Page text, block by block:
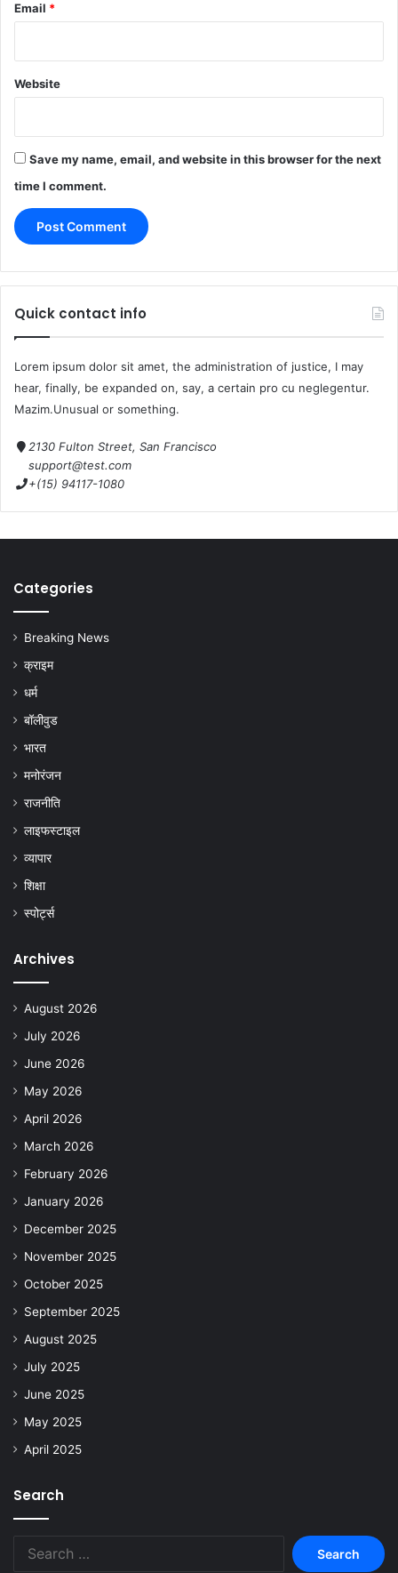
Email *
Website
Save my name, email, and website in this browser for the next
time I comment.
Quick contact info
Lorem ipsum dolor sit amet, the administration of justice, I may
hear, finally, be expanded on, say, a certain pro cu neglegentur.
Mazim.Unusual or something.
2130 Fulton Street, San Francisco
support@test.com
+(15) 94117-1080
Categories
Breaking News
क्राइम
धर्म
बॉलीवुड
भारत
मनोरंजन
राजनीति
लाइफस्टाइल
व्यापार
शिक्षा
स्पोर्ट्स
Archives
August 2026
July 2026
June 2026
May 2026
April 2026
March 2026
February 2026
January 2026
December 2025
November 2025
October 2025
September 2025
August 2025
July 2025
June 2025
May 2025
April 2025
Search